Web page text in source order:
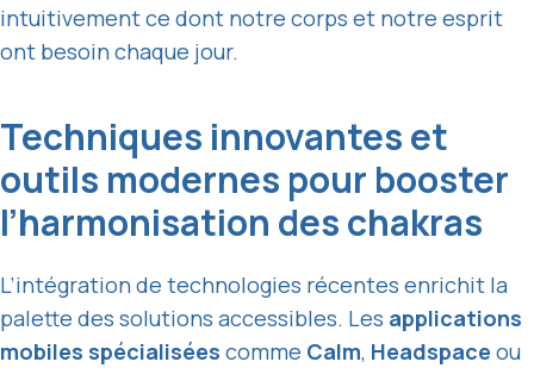
intuitivement ce dont notre corps et notre esprit
ont besoin chaque jour.
Techniques innovantes et
outils modernes pour booster
l’harmonisation des chakras
L’intégration de technologies récentes enrichit la
palette des solutions accessibles. Les applications
mobiles spécialisées comme Calm, Headspace ou